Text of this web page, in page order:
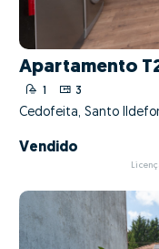
Apartamento
1 3
Vendido